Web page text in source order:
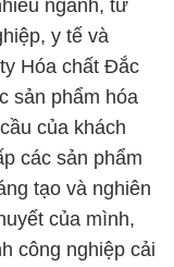
ngành, từ
y tế và
Hóa chất Đắc
sản phẩm hóa
của khách
các sản phẩm
tạo và nghiên
của mình,
công nghiệp cải